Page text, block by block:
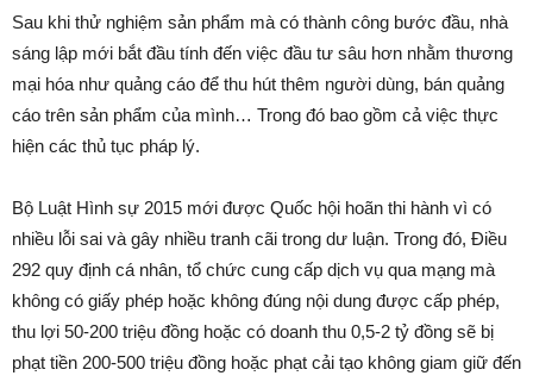
Sau khi thử nghiệm sản phẩm mà có thành công bước đầu, nhà
sáng lập mới bắt đầu tính đến việc đầu tư sâu hơn nhằm thương
mại hóa như quảng cáo để thu hút thêm người dùng, bán quảng
cáo trên sản phẩm của mình… Trong đó bao gồm cả việc thực
hiện các thủ tục pháp lý.
Bộ Luật Hình sự 2015 mới được Quốc hội hoãn thi hành vì có
nhiều lỗi sai và gây nhiều tranh cãi trong dư luận. Trong đó, Điều
292 quy định cá nhân, tổ chức cung cấp dịch vụ qua mạng mà
không có giấy phép hoặc không đúng nội dung được cấp phép,
thu lợi 50-200 triệu đồng hoặc có doanh thu 0,5-2 tỷ đồng sẽ bị
phạt tiền 200-500 triệu đồng hoặc phạt cải tạo không giam giữ đến